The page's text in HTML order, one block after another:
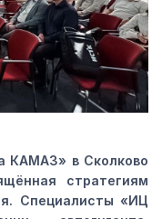
КАМАЗ» в Сколково
стратегиям
Специалисты «ИЦ